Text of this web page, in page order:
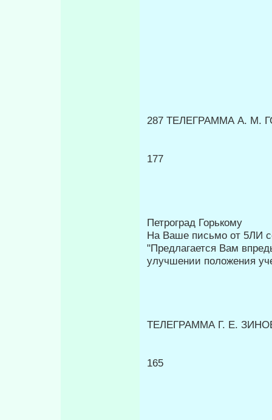
287 ТЕЛЕГРАММА А. М.
177
Петроград Горькому
На Ваше письмо от 5ЛИ
"Пред­лагается Вам
улучшении положения
ТЕЛЕГРАММА Г. Ε.
165